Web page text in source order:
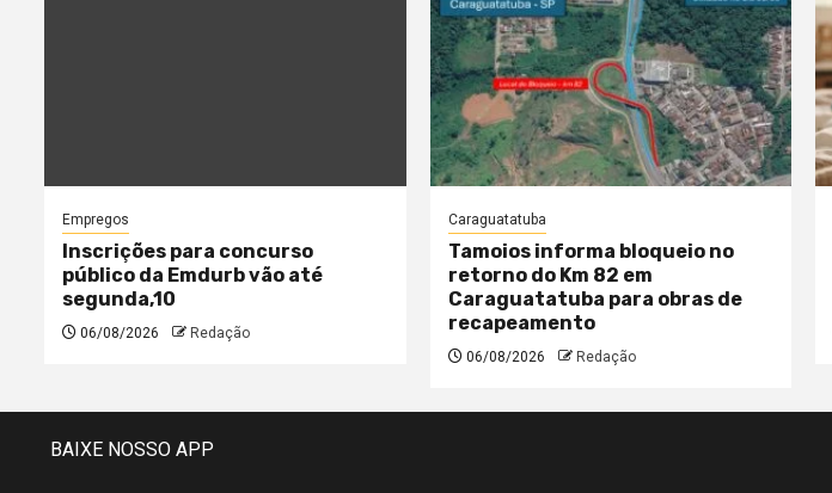
Empregos
Inscrições para concurso
público da Emdurb vão até
segunda,10
06/08/2026 Redação
Caraguatatuba
Tamoios informa bloqueio no
retorno do Km 82 em
Caraguatatuba para obras de
recapeamento
06/08/2026 Redação
BAIXE NOSSO APP